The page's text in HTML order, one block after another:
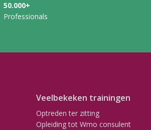
50.000+
Professionals
Veelbekeken trainingen
Optreden ter zitting
Opleiding tot Wmo consulent